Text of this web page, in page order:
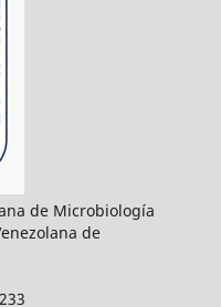
de Microbiología
de